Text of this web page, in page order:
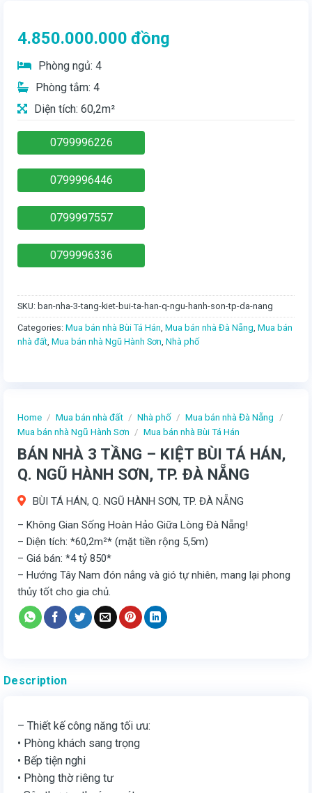
Home / Mua bán nhà đất / Nhà phố / Mua bán nhà Đà Nẵng
/
Mua bán nhà Ngũ Hành Sơn / Mua bán nhà Bùi Tá Hán
BÁN NHÀ 3 TẦNG – KIỆT BÙI TÁ HÁN,
Q. NGŨ HÀNH SƠN, TP. ĐÀ NẴNG
BÙI TÁ HÁN, Q. NGŨ HÀNH SƠN, TP. ĐÀ NẴNG
– Không Gian Sống Hoàn Hảo Giữa Lòng Đà Nẵng!
– Diện tích: *60,2m²* (mặt tiền rộng 5,5m)
– Giá bán: *4 tỷ 850*
– Hướng Tây Nam đón nắng và gió tự nhiên, mang lại phong
thủy tốt cho gia chủ.
4.850.000.000 đồng
Phòng ngủ: 4
Phòng tắm: 4
Diện tích: 60,2m²
0799996226
0799996446
0799997557
0799996336
SKU: ban-nha-3-tang-kiet-bui-ta-han-q-ngu-hanh-son-tp-da-nang
Categories: Mua bán nhà Bùi Tá Hán, Mua bán nhà Đà Nẵng, Mua bán
nhà đất, Mua bán nhà Ngũ Hành Sơn, Nhà phố
Description
– Thiết kế công năng tối ưu:
• Phòng khách sang trọng
• Bếp tiện nghi
• Phòng thờ riêng tư